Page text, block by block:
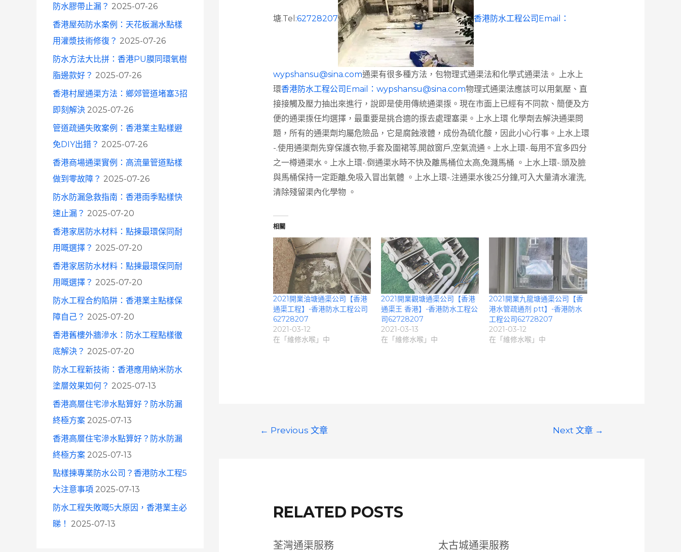
防水膠帶止漏？ 2025-07-26
香港屋苑防水案例：天花板漏水點樣
用灌漿技術修復？ 2025-07-26
防水方法大比拼：香港PU膜同環氧樹
脂邊款好？ 2025-07-26
香港村屋通渠方法：鄉郊管道堵塞3招
即刻解決 2025-07-26
管道疏通失敗案例：香港業主點樣避
免DIY出錯？ 2025-07-26
香港商場通渠實例：高流量管道點樣
做到零故障？ 2025-07-26
防水防漏急救指南：香港雨季點樣快
速止漏？ 2025-07-20
香港家居防水材料：點揀最環保同耐
用嘅選擇？ 2025-07-20
香港家居防水材料：點揀最環保同耐
用嘅選擇？ 2025-07-20
防水工程合約陷阱：香港業主點樣保
障自己？ 2025-07-20
香港舊樓外牆滲水：防水工程點樣徹
底解決？ 2025-07-20
防水工程新技術：香港應用納米防水
塗層效果如何？ 2025-07-13
香港高層住宅滲水點算好？防水防漏
終極方案 2025-07-13
香港高層住宅滲水點算好？防水防漏
終極方案 2025-07-13
點樣揀專業防水公司？香港防水工程5
大注意事項 2025-07-13
防水工程失敗嘅5大原因，香港業主必
睇！
2025-07-13
塘.Tel:62728207 香港防水工程公司Email：
wypshansu@sina.com通渠有很多種方法，包物理式通渠法和化學式通渠法。 上水上
環香港防水工程公司Email： wypshansu@sina.com物理式通渠法應該可以用氣壓、直
接接觸及壓力抽出來進行，說即是使用傳統通渠揼。現在市面上已經有不同款、簡便及方
便的通渠揼任均選擇，最重要是挑合適的揼去處理塞渠。上水上環 化學劑去解決通渠問
題，所有的通渠劑均屬危險品，它是腐蝕液體，成份為硫化酸，因此小心行事。上水上環
-.使用通渠劑先穿保護衣物,手套及圍裙等,開啟窗戶,空氣流通。上水上環-.每用不宜多四分
之一樽通渠水。上水上環-.倒通渠水時不快及離馬桶位太高,免濺馬桶 。上水上環-.頭及臉
與馬桶保持一定距離,免吸入冒出氣體 。上水上環-.注通渠水後25分鐘,可入大量清水灌洗,
清除殘留渠內化學物 。
相關
2021開業油塘通渠公司【香港
通渠工程】-香港防水工程公司
62728207
2021-03-12
在「維修水喉」中
2021開業觀塘通渠公司【香港
通渠王 香港】-香港防水工程公
司62728207
2021-03-13
在「維修水喉」中
2021開業九龍塘通渠公司【香
港水管疏通剂 ptt】-香港防水
工程公司62728207
2021-03-12
在「維修水喉」中
← Previous 文章 Next 文章 →
RELATED POSTS
荃灣通渠服務 太古城通渠服務